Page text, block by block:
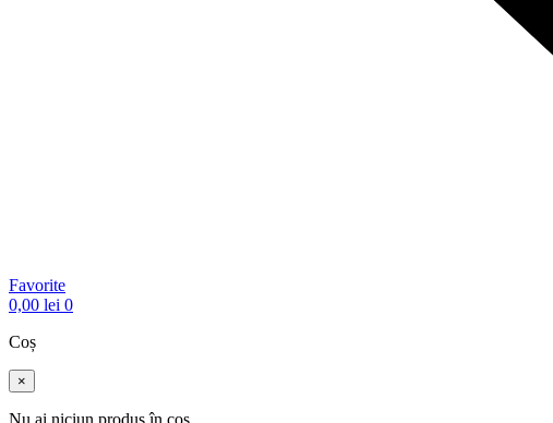
Favorite
0,00 lei 0
Coș
×
Nu ai niciun produs în coș.